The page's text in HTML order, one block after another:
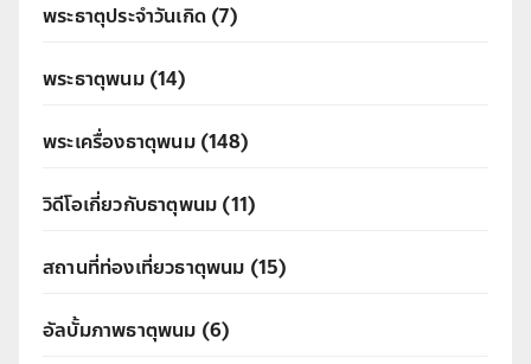
พระธาตุประจำวันเกิด (7)
พระธาตุพนม(14)
พระเครื่องธาตุพนม(148)
วิดีโอเกี่ยวกับธาตุพนม (11)
สถานที่ท่องเที่ยวธาตุพนม (15)
อัลบั้มภาพธาตุพนม (6)